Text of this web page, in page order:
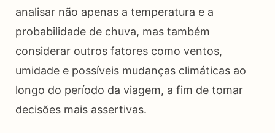
analisar não apenas a temperatura e a
probabilidade de chuva, mas também
considerar outros fatores como ventos,
umidade e possíveis mudanças climáticas ao
longo do período da viagem, a fim de tomar
decisões mais assertivas.